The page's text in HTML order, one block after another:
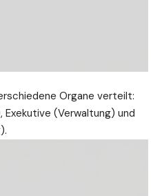
Organe verteilt:
(Verwaltung) und